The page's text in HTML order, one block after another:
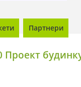
Партнери
Проект